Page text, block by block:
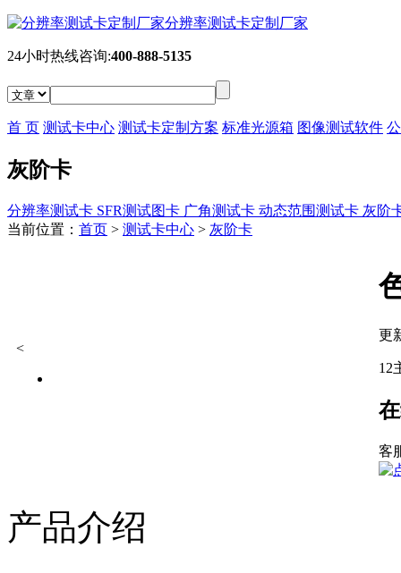
分辨率测试卡定制厂家
24小时热线咨询:400-888-5135
首 页 测试卡中心 测试卡定制方案 标准光源箱 图像测试软件
灰阶卡
分辨率测试卡 SFR测试图卡 广角测试卡 动态范围测试卡 灰阶
当前位置： 首页 > 测试卡中心 > 灰阶卡
<
更
12
客
产品介绍